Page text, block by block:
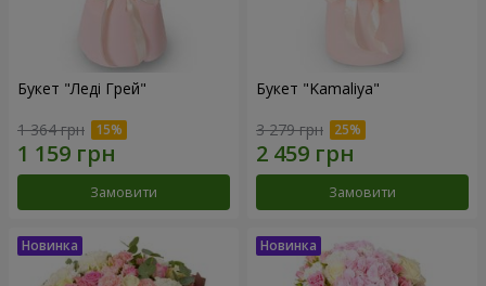
Букет "Леді Грей"
1 364 грн
Замовити
Букет "Kamaliya"
3 279 грн
Замовити